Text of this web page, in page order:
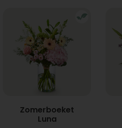
Zomerboeket
Luna